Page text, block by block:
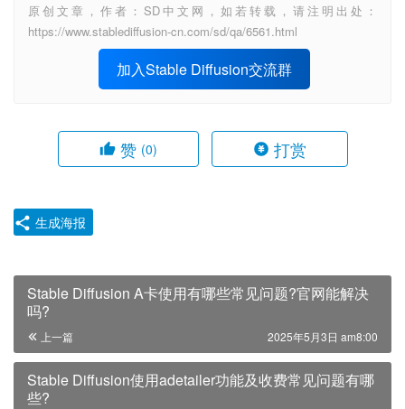
原创文章，作者：SD中文网，如若转载，请注明出处：
https://www.stablediffusion-cn.com/sd/qa/6561.html
加入Stable Diffusion交流群
赞 (0) 打赏
生成海报
Stable Diffusion A卡使用有哪些常见问题?官网能解决
吗?
上一篇 2025年5月3日 am8:00
Stable Diffusion使用adetailer功能及收费常见问题有哪
些?